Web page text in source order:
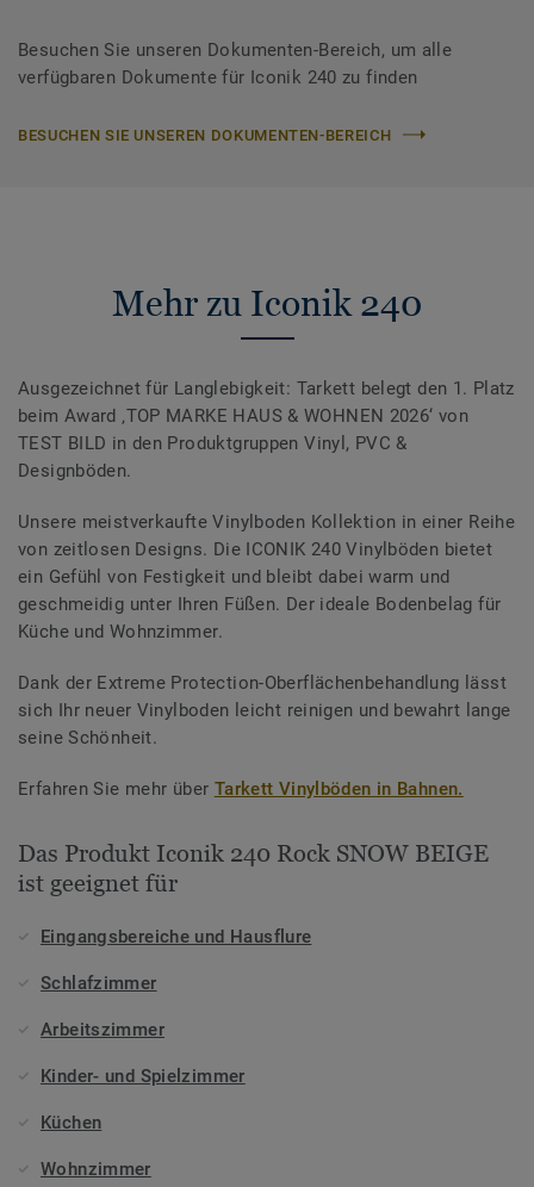
Besuchen Sie unseren Dokumenten-Bereich, um alle
verfügbaren Dokumente für Iconik 240 zu finden
BESUCHEN SIE UNSEREN DOKUMENTEN-BEREICH
Mehr zu Iconik 240
Ausgezeichnet für Langlebigkeit: Tarkett belegt den 1. Platz
beim Award ‚TOP MARKE HAUS & WOHNEN 2026‘ von
TEST BILD in den Produktgruppen Vinyl, PVC &
Designböden.
Unsere meistverkaufte Vinylboden Kollektion in einer Reihe
von zeitlosen Designs. Die ICONIK 240 Vinylböden bietet
ein Gefühl von Festigkeit und bleibt dabei warm und
geschmeidig unter Ihren Füßen. Der ideale Bodenbelag für
Küche und Wohnzimmer.
Dank der Extreme Protection-Oberflächenbehandlung lässt
sich Ihr neuer Vinylboden leicht reinigen und bewahrt lange
seine Schönheit.
Erfahren Sie mehr über Tarkett Vinylböden in Bahnen.
Das Produkt Iconik 240 Rock SNOW BEIGE
ist geeignet für
Eingangsbereiche und Hausflure
Schlafzimmer
Arbeitszimmer
Kinder- und Spielzimmer
Küchen
Wohnzimmer